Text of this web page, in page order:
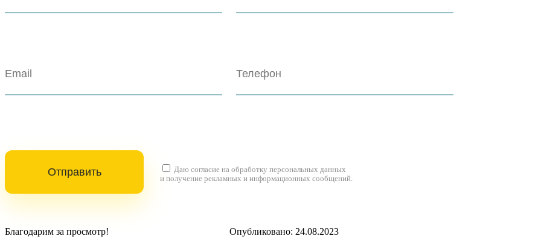
Даю согласие на обработку персональных данных
и получение рекламных и информационных сообщений.
Благодарим за просмотр! Опубликовано: 24.08.2023